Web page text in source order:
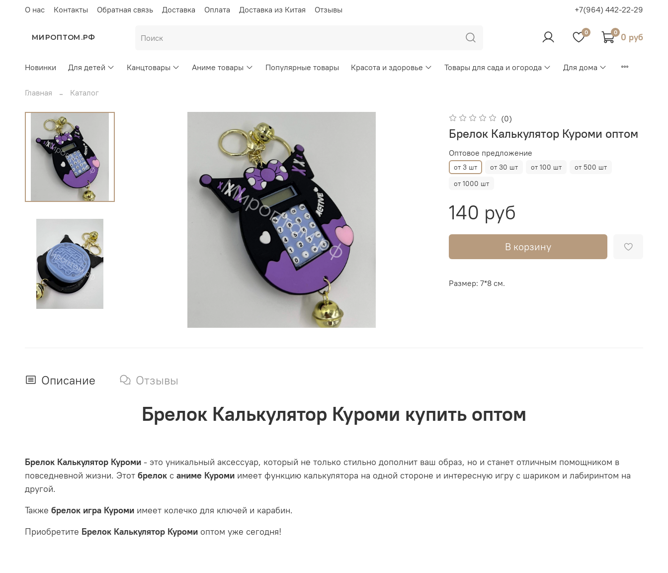
О нас Контакты Обратная связь Доставка Оплата Доставка из Китая Отзывы +7(964) 442-22-29
МИРОПТОМ.РФ
0 0 0 руб
Новинки Для детей Канцтовары Аниме товары Популярные товары Красота и здоровье Товары для сада и огорода Для дома
Главная Каталог
(0)
Брелок Калькулятор Куроми оптом
Оптовое предложение
от 3 шт от 30 шт от 100 шт
от 500 шт
от 1000 шт
140 руб
В корзину
Размер: 7*8 см.
Описание Отзывы
Брелок Калькулятор Куроми купить оптом
Брелок Калькулятор Куроми - это уникальный аксессуар, который не только стильно дополнит ваш образ, но и станет отличным помощником в
повседневной жизни. Этот брелок с аниме Куроми имеет функцию калькулятора на одной стороне и интересную игру с шариком и лабиринтом на
другой.
Также брелок игра Куроми имеет колечко для ключей и карабин.
Приобретите Брелок Калькулятор Куроми оптом уже сегодня!